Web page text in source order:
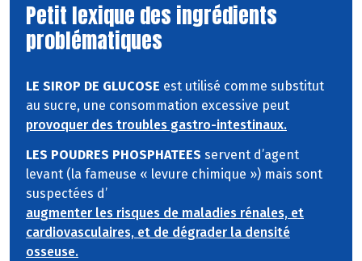
Petit lexique des ingrédients
problématiques
LE SIROP DE GLUCOSE est utilisé comme substitut
au sucre, une consommation excessive peut
provoquer des troubles gastro-intestinaux.
LES POUDRES PHOSPHATEES servent d’agent
levant (la fameuse « levure chimique ») mais sont
suspectées d’
augmenter les risques de maladies rénales, et
cardiovasculaires, et de dégrader la densité
osseuse.